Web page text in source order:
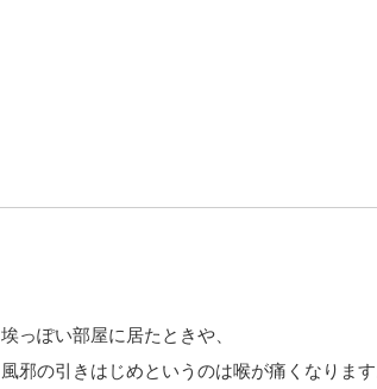
埃っぽい部屋に居たときや、
風邪の引きはじめというのは喉が痛くなります